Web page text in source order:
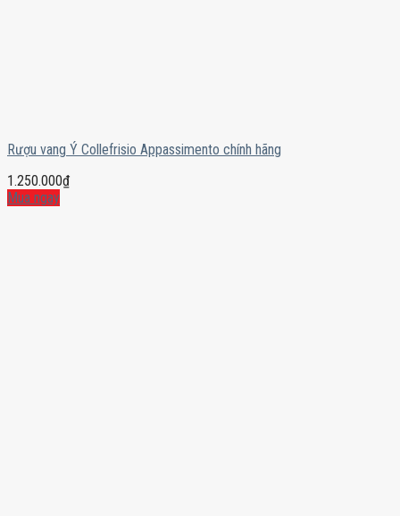
Rượu vang Ý Collefrisio Appassimento chính hãng
1.250.000₫
Mua ngay